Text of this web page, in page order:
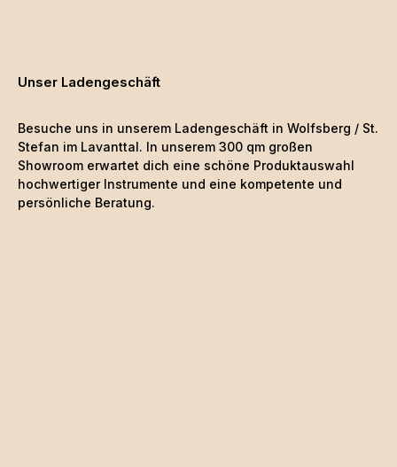
Unser Ladengeschäft
Besuche uns in unserem Ladengeschäft in Wolfsberg / St.
Stefan im Lavanttal. In unserem 300 qm großen
Showroom erwartet dich eine schöne Produktauswahl
hochwertiger Instrumente und eine kompetente und
persönliche Beratung.